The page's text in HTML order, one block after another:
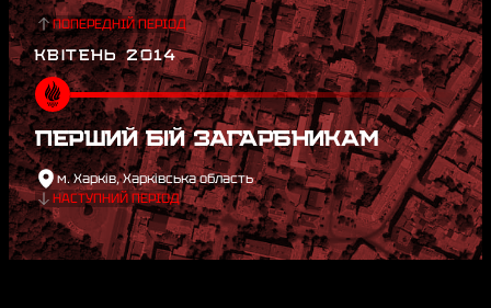
ПОПЕРЕДНІЙ ПЕРІОД
КВІТЕНЬ 2014
ПЕРШИЙ БІЙ ЗАГАРБНИКАМ
м. Харків, Харківська область
НАСТУПНИЙ ПЕРІОД